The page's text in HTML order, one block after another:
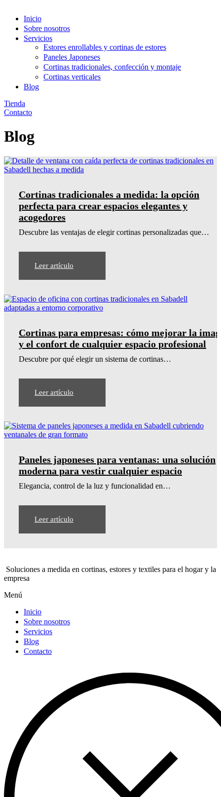
Inicio
Sobre nosotros
Servicios
Estores enrollables y cortinas de estores
Paneles Japoneses
Cortinas tradicionales, confección y montaje
Cortinas verticales
Blog
Tienda
Contacto
Blog
Cortinas tradicionales a medida: la opción
perfecta para crear espacios elegantes y
acogedores
Descubre las ventajas de elegir cortinas personalizadas que…
Leer artículo
Cortinas para empresas: cómo mejorar la
y el confort de cualquier espacio profesional
Descubre por qué elegir un sistema de cortinas…
Leer artículo
Paneles japoneses para ventanas: una solución
moderna para vestir cualquier espacio
Elegancia, control de la luz y funcionalidad en…
Leer artículo
Soluciones a medida en cortinas, estores y textiles para el hogar y la
empresa
Menú
Inicio
Sobre nosotros
Servicios
Blog
Contacto